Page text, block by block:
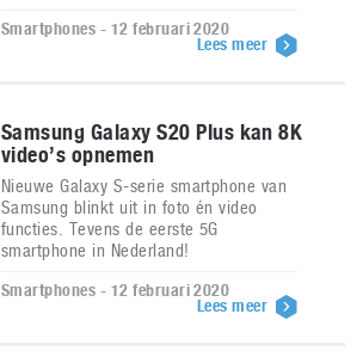
Smartphones - 12 februari 2020
Lees meer
Samsung Galaxy S20 Plus kan 8K
video’s opnemen
Nieuwe Galaxy S-serie smartphone van
Samsung blinkt uit in foto én video
functies. Tevens de eerste 5G
smartphone in Nederland!
Smartphones - 12 februari 2020
Lees meer